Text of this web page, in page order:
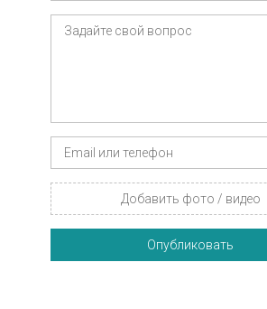
Добавить фото / видео
Опубликовать